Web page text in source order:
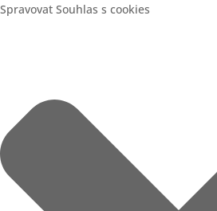
Spravovat Souhlas s cookies